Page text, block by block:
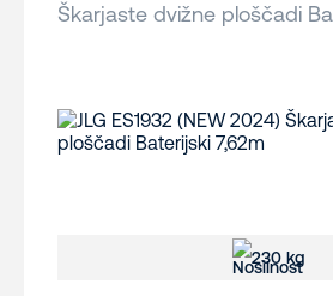
Škarjaste dvižne ploščadi
230 kg